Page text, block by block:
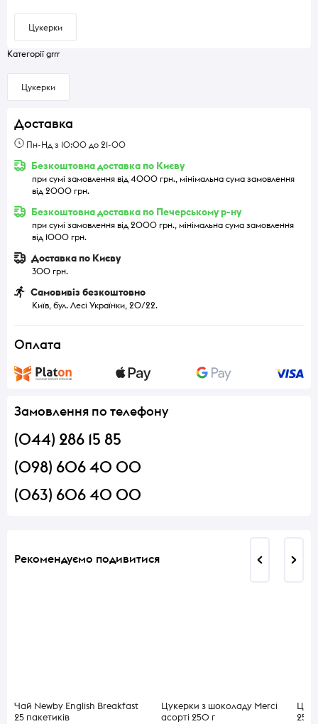
Цукерки
Категорії grrr
Цукерки
Доставка
Пн-Нд з 10:00 до 21-00
Безкоштовна доставка по Києву
при сумі замовлення від 4000 грн., мінімальна сума замовлення
від 2000 грн.
Безкоштовна доставка по Печерському р-ну
при сумі замовлення від 2000 грн., мінімальна сума замовлення
від 1000 грн.
Доставка по Києву
300 грн.
Самовивіз безкоштовно
Київ, бул. Лесі Українки, 20/22.
Оплата
Замовлення по телефону
(044) 286 15 85
(098) 606 40 00
(063) 606 40 00
Рекомендуємо подивитися
Чай Newby English Breakfast
25 пакетиків
Цукерки з шоколаду Merci
асорті 250 г
250